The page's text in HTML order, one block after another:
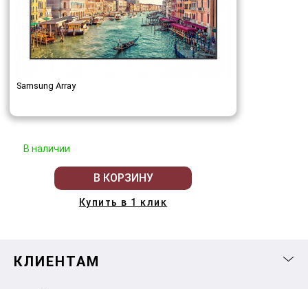
Samsung Array
В наличии
В КОРЗИНУ
Купить в 1 клик
КЛИЕНТАМ